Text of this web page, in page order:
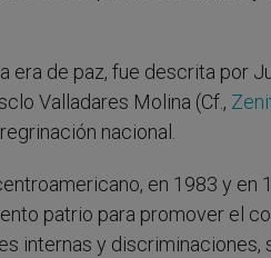
era de paz, fue descrita por
Valladares Molina (Cf.,
nacional.
en 1983 y en
patrio para promover el
internas y discriminaciones,